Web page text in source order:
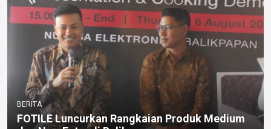
BERITA
FOTILE Luncurkan Rangkaian Produk Medium